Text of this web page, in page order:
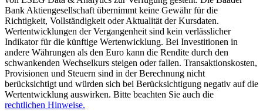
Bank Aktiengesellschaft übernimmt keine Gewähr für die
Richtigkeit, Vollständigkeit oder Aktualität der Kursdaten.
Wertentwicklungen der Vergangenheit sind kein verlässlicher
Indikator für die künftige Wertenwicklung. Bei Investitionen in
andere Währungen als den Euro kann die Rendite durch den
schwankenden Wechselkurs steigen oder fallen. Transaktionskosten,
Provisionen und Steuern sind in der Berechnung nicht
berücksichtigt und würden sich bei Berücksichtigung negativ auf die
Wertentwicklung auswirken. Bitte beachten Sie auch die
rechtlichen Hinweise.